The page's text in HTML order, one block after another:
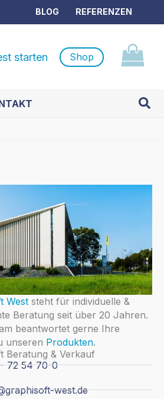
BLOG REFERENZEN
starten Shop
Weststeht für individuelle &
Beratung seit über 20 Jahren.
beantwortet gerne Ihre
unseren Produkten.
Beratung & Verkauf
72 54 70-0
west.de